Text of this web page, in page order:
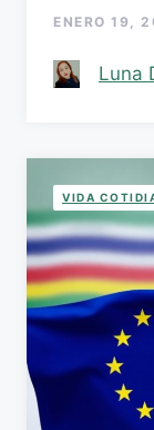
ENERO 19,
Luna
VIDA